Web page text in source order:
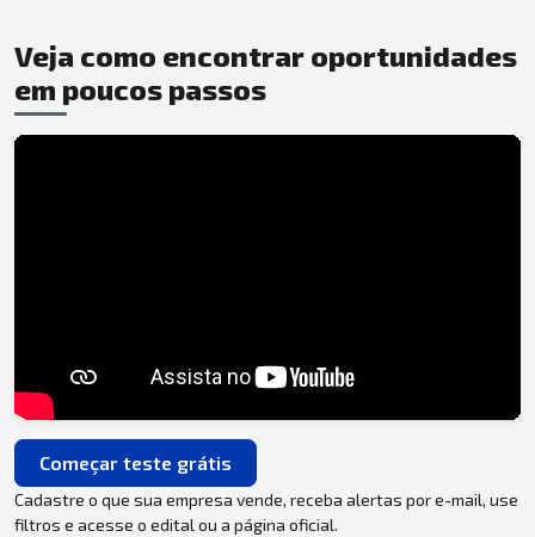
Veja como encontrar oportunidades
em poucos passos
Começar teste grátis
Cadastre o que sua empresa vende, receba alertas por e-mail, use
filtros e acesse o edital ou a página oficial.